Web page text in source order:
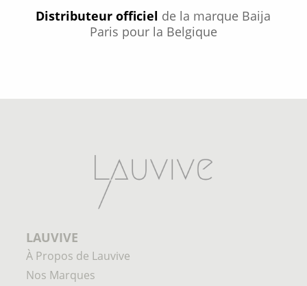
Distributeur officiel de la marque Baija
Paris pour la Belgique
LAUVIVE
À Propos de Lauvive
Nos Marques